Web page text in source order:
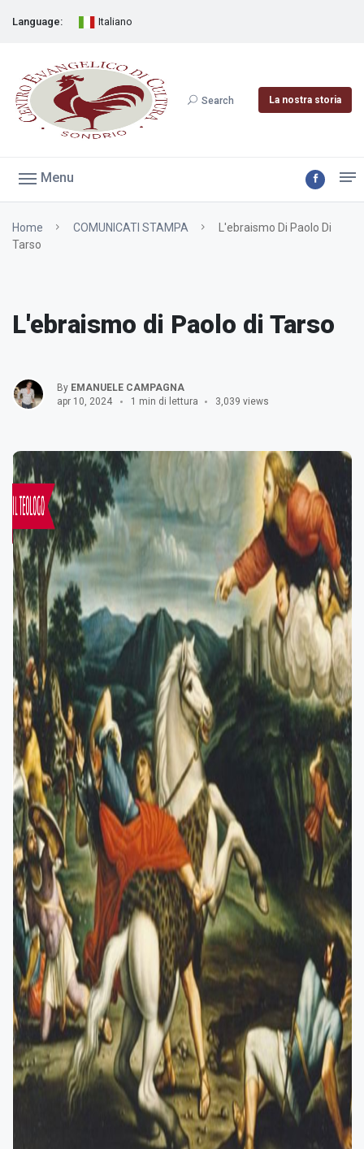
Language: Italiano
Search La nostra storia
Menu
Home COMUNICATI STAMPA
L'ebraismo Di Paolo Di
Tarso
L'ebraismo di Paolo di Tarso
By EMANUELE CAMPAGNA
apr 10, 2024
1 min di lettura 3,039 views